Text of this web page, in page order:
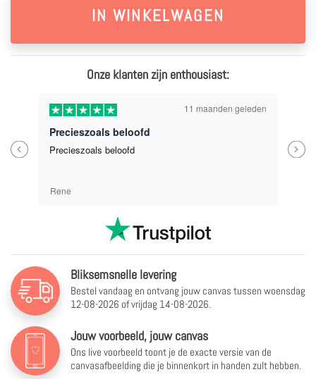
Onze klanten zijn enthousiast:
Previous
1 jaar geleden
Eindresultaat is heel mooi geworden, waardoor ik een
Bindia
Next
Bliksemsnelle levering
Bestel vandaag en ontvang jouw canvas tussen woensdag
12-08-2026 of vrijdag 14-08-2026.
Jouw voorbeeld, jouw canvas
Ons live voorbeeld toont je de exacte versie van de
canvasafbeelding die je binnenkort in handen zult hebben.